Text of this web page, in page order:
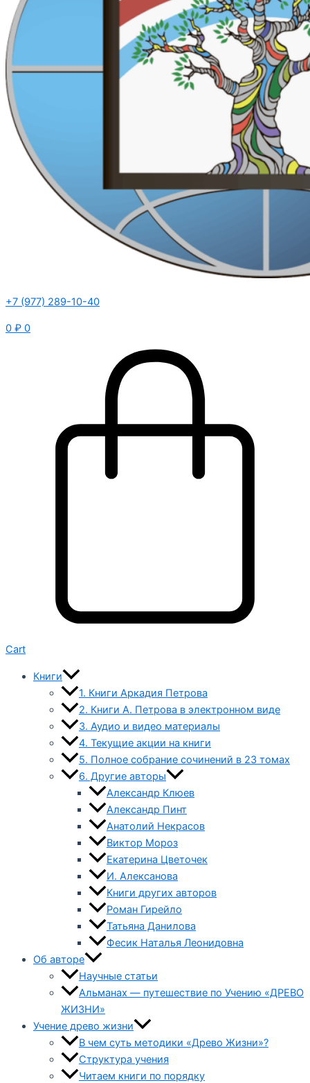
+7 (977) 289-10-40
0 ₽ 0
Cart
Книги
1. Книги Аркадия Петрова
2. Книги А. Петрова в электронном виде
3. Аудио и видео материалы
4. Текущие акции на книги
5. Полное собрание сочинений в 23 томах
6. Другие авторы
Александр Клюев
Александр Пинт
Анатолий Некрасов
Виктор Мороз
Екатерина Цветочек
И. Алексанова
Книги других авторов
Роман Гирейло
Татьяна Данилова
Фесик Наталья Леонидовна
Об авторе
Научные статьи
Альманах — путешествие по Учению «ДРЕВО
ЖИЗНИ»
Учение древо жизни
В чем суть методики «Древо Жизни»?
Структура учения
Читаем книги по порядку